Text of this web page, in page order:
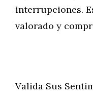
interrupciones.
valorado y
Valida Sus